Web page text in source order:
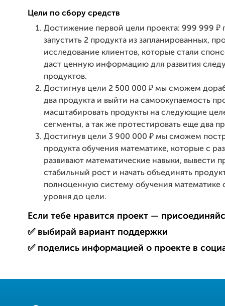
Цели по сбору средств
Достижение первой цели проекта: 999 999 ₽
запустить 2 продукта из запланированных,
исследование клиентов, которые стали
даст ценную информацию для развития
продуктов.
Достигнув цели 2 500 000 ₽ мы сможем
два продукта и выйти на самоокупаемость
масштабировать продукты на следующие
сегменты, а так же протестировать еще два
Достигнув цели 3 900 000 ₽ мы сможем
продукта обучения математике, которые с
развивают математические навыки, вывести
стабильный рост и начать объединять
полноценную систему обучения математике
уровня до цели.
Если тебе нравится проект —
✅ выбирай вариант поддержки
✅ поделись информацией о проекте в